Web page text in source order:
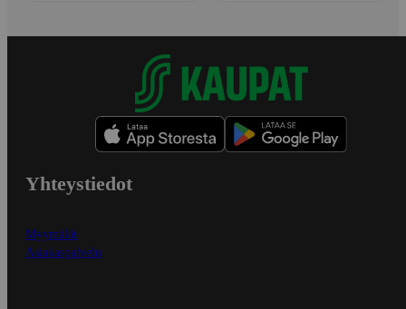
Yhteystiedot
Myymälät
Asiakaspalvelu